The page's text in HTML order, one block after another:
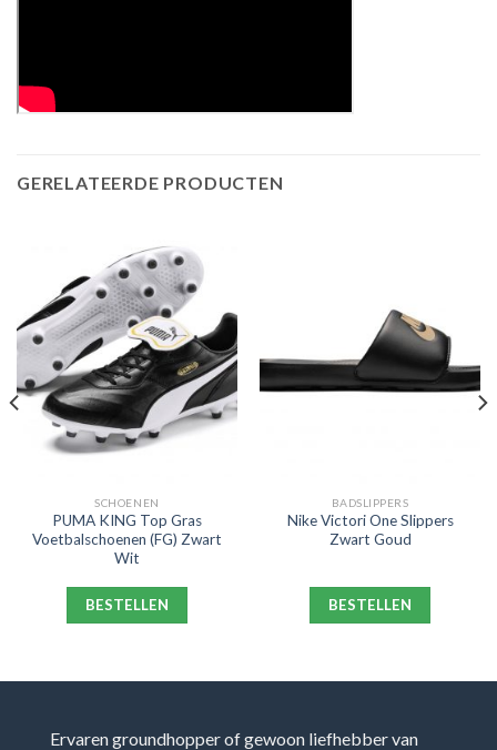
GERELATEERDE PRODUCTEN
SCHOENEN
PUMA KING Top Gras
Voetbalschoenen (FG) Zwart
Wit
BESTELLEN
BADSLIPPERS
Nike Victori One Slippers
Zwart Goud
BESTELLEN
Ervaren groundhopper of gewoon liefhebber van